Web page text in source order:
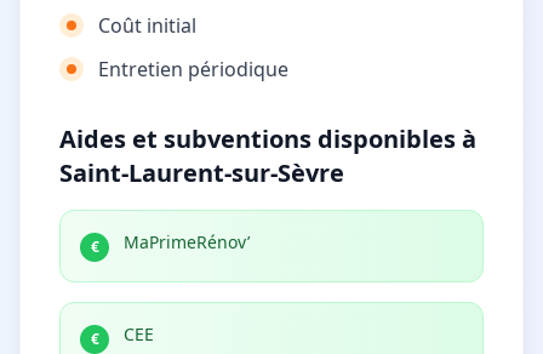
Coût initial
Entretien périodique
Aides et subventions disponibles à
Saint-Laurent-sur-Sèvre
€ MaPrimeRénov’
€ CEE